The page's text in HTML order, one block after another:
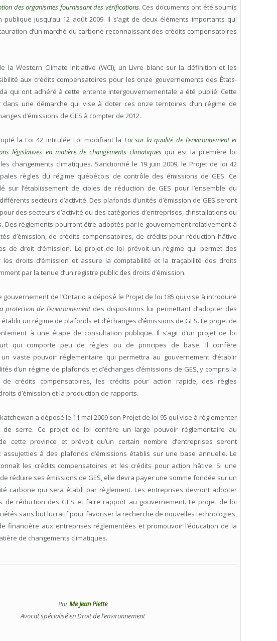
des organismes fournissant des vérifications. Ces documents ont été soumis
publique jusqu’au 12 août 2009. Il s’agit de deux éléments importants qui
d’un marché du carbone reconnaissant des crédits compensatoires
la Western Climate Initiative (WCI), un Livre blanc sur la définition et les
aux crédits compensatoires pour les onze gouvernements des États-
qui ont adhéré à cette entente intergouvernementale a été publié. Cette
dans une démarche qui vise à doter ces onze territoires d’un régime de
d’émissions de GES à compter de 2012.
la Loi 42 intitulée Loi modifiant la Loi sur la qualité de l’environnement et
législatives en matière de changements climatiques qui est la première loi
changements climatiques. Sanctionné le 19 juin 2009, le Projet de loi 42
règles du régime québécois de contrôle des émissions de GES. Ce
sur l’établissement de cibles de réduction de GES pour l’ensemble du
secteurs d’activité. Des plafonds d’unités d’émission de GES seront
des secteurs d’activité ou des catégories d’entreprises, d’installations ou
Des règlements pourront être adoptés par le gouvernement relativement à
d’émission, de crédits compensatoires, de crédits pour réduction hâtive
de droit d’émission. Le projet de loi prévoit un régime qui permet des
les droits d’émission et assure la comptabilité et la traçabilité des droits
par la tenue d’un registre public des droits d’émission.
gouvernement de l’Ontario a déposé le Projet de loi 185 qui vise à introduire
protection de l’environnementdes dispositions lui permettant d’adopter des
un régime de plafonds et d’échanges d’émissions de GES. Le projet de
à une étape de consultation publique. Il s’agit d’un projet de loi
qui comporte peu de règles ou de principes de base. Il confère
vaste pouvoir réglementaire qui permettra au gouvernement d’établir
d’un régime de plafonds et d’échanges d’émissions de GES, y compris la
de crédits compensatoires, les crédits pour action rapide, des règles
d’émission et la production de rapports.
a déposé le 11 mai 2009 son Projet de loi 95 qui vise à réglementer
serre. Ce projet de loi confère un large pouvoir réglementaire au
cette province et prévoit qu’un certain nombre d’entreprises seront
assujetties à des plafonds d’émissions établis sur une base annuelle. Le
les crédits compensatoires et les crédits pour action hâtive. Si une
réduire ses émissions de GES, elle devra payer une somme fondée sur un
carbone qui sera établi par règlement. Les entreprises devront adopter
de réduction des GES et faire rapport au gouvernement. Le projet de loi
sans but lucratif pour favoriser la recherche de nouvelles technologies,
financière aux entreprises réglementées et promouvoir l’éducation de la
de changements climatiques.
ParMe Jean Piette
Avocat spécialisé en Droit de l’environnement